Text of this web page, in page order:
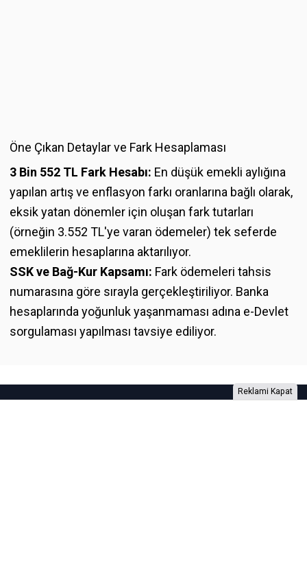
Öne Çıkan Detaylar ve Fark Hesaplaması
3 Bin 552 TL Fark Hesabı: En düşük emekli aylığına
yapılan artış ve enflasyon farkı oranlarına bağlı olarak,
eksik yatan dönemler için oluşan fark tutarları
(örneğin 3.552 TL'ye varan ödemeler) tek seferde
emeklilerin hesaplarına aktarılıyor.
SSK ve Bağ-Kur Kapsamı: Fark ödemeleri tahsis
numarasına göre sırayla gerçekleştiriliyor. Banka
hesaplarında yoğunluk yaşanmaması adına e-Devlet
sorgulaması yapılması tavsiye ediliyor.
Reklami Kapat